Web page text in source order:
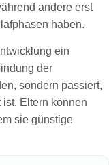
andere erst
haben.
ein
der
sondern passiert,
Eltern können
sie günstige